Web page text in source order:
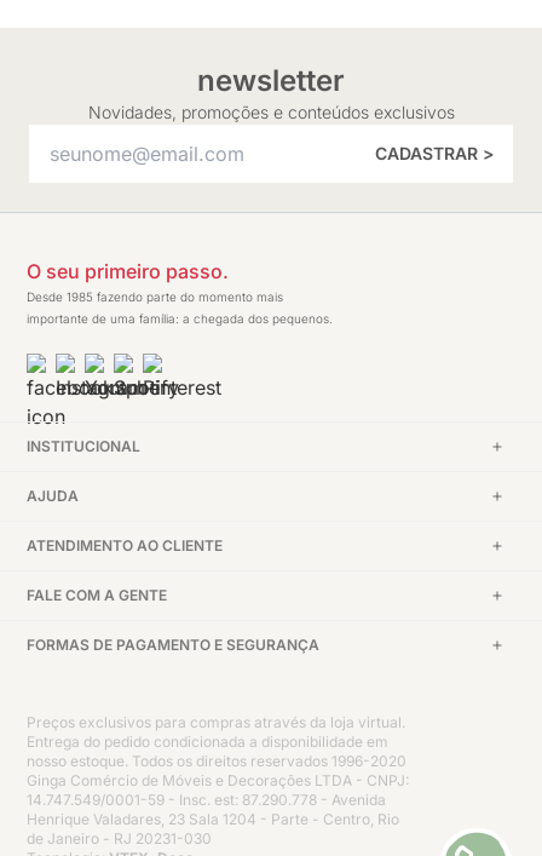
newsletter
Novidades, promoções e conteúdos exclusivos
CADASTRAR >
O seu primeiro passo.
Desde 1985 fazendo parte do momento mais
importante de uma família: a chegada dos pequenos.
INSTITUCIONAL
AJUDA
ATENDIMENTO AO CLIENTE
FALE COM A GENTE
FORMAS DE PAGAMENTO E SEGURANÇA
Preços exclusivos para compras através da loja virtual.
Entrega do pedido condicionada a disponibilidade em
nosso estoque. Todos os direitos reservados 1996-2020
Ginga Comércio de Móveis e Decorações LTDA - CNPJ:
14.747.549/0001-59 - Insc. est: 87.290.778 - Avenida
Henrique Valadares, 23 Sala 1204 - Parte - Centro, Rio
de Janeiro - RJ 20231-030